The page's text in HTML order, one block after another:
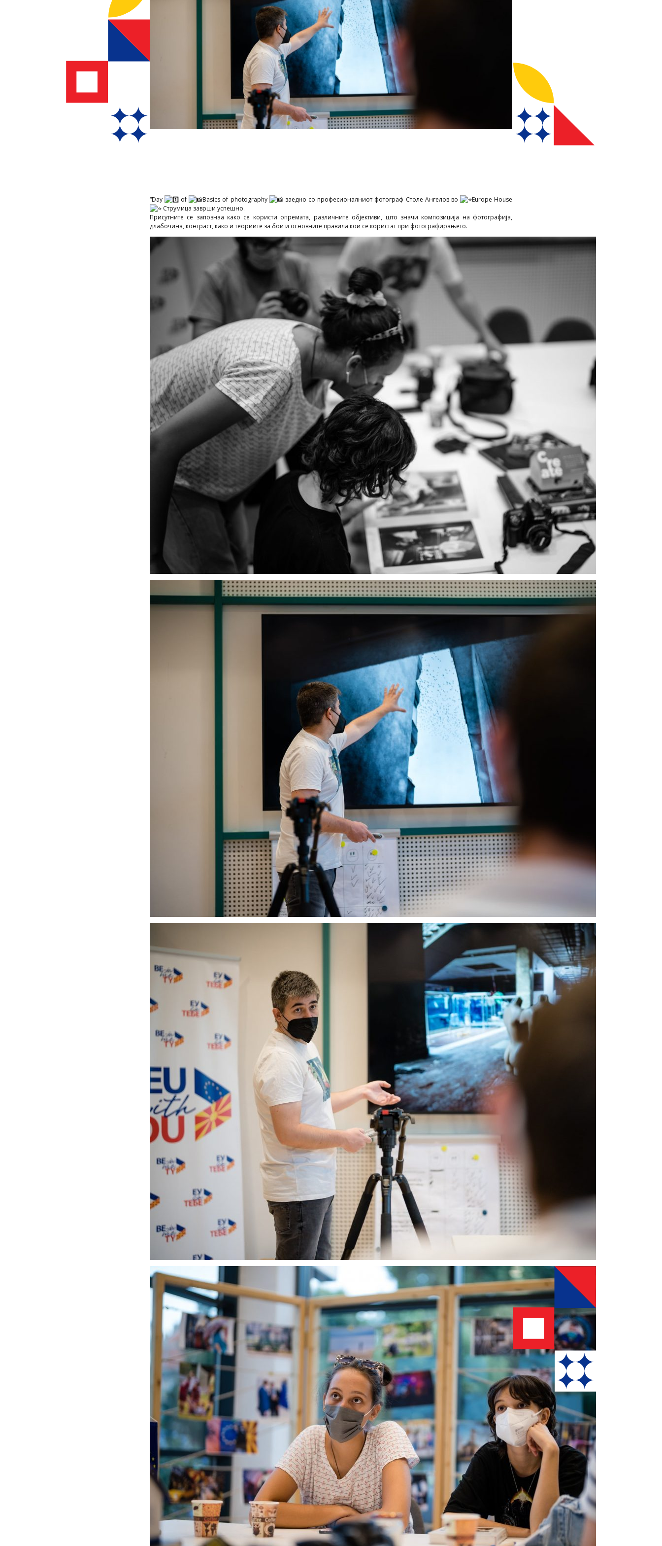
“Day of Basics of photography заедно со професионалниот фотограф Столе Ангелов во
Europe House
Струмица заврши успешно.
Присутните се запознаа како се користи опремата, различните објективи, што значи композиција на фотографија,
длабочина, контраст, како и теориите за бои и основните правила кои се користат при фотографирањето.